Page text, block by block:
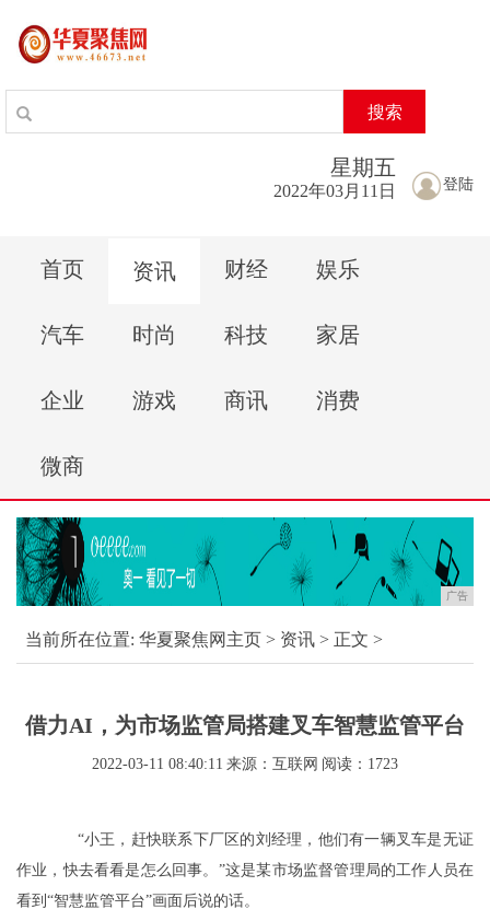
搜索
登陆
星期五
2022年03月11日
首页 资讯 财经 娱乐
汽车 时尚 科技 家居
企业 游戏 商讯 消费
微商
广告
当前所在位置: 华夏聚焦网主页 > 资讯 > 正文 >
借力AI，为市场监管局搭建叉车智慧监管平台
2022-03-11 08:40:11 来源：互联网 阅读：1723
“小王，赶快联系下厂区的刘经理，他们有一辆叉车是无证
作业，快去看看是怎么回事。”这是某市场监督管理局的工作人员在
看到“智慧监管平台”画面后说的话。